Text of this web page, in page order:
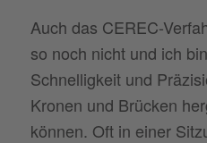
Auch das CEREC-
so noch nicht und ich
Schnelligkeit und
Kronen und Brücken
können. Oft in einer